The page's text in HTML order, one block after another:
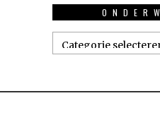
Onderwerpen